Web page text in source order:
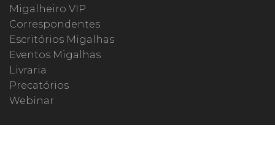
Migalheiro VIP
Correspondentes
Escritórios Migalhas
Eventos Migalhas
Livraria
Precatórios
Webinar